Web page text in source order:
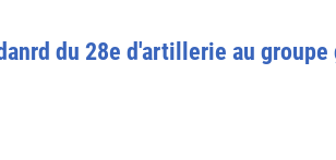
du 28e d'artillerie au groupe